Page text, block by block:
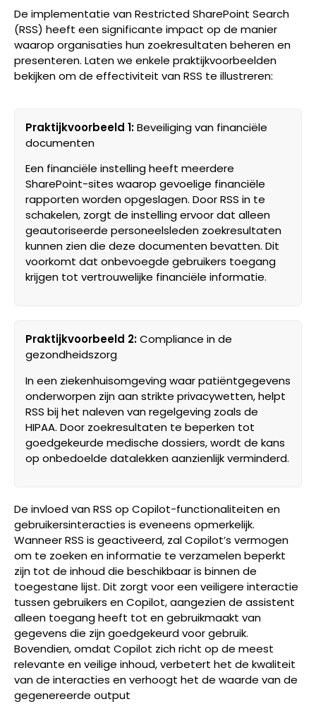
De implementatie van Restricted SharePoint Search
(RSS) heeft een significante impact op de manier
waarop organisaties hun zoekresultaten beheren en
presenteren. Laten we enkele praktijkvoorbeelden
bekijken om de effectiviteit van RSS te illustreren:
Praktijkvoorbeeld 1:Beveiliging van financiële
documenten
Een financiële instelling heeft meerdere
SharePoint-sites waarop gevoelige financiële
rapporten worden opgeslagen. Door RSS in te
schakelen, zorgt de instelling ervoor dat alleen
geautoriseerde personeelsleden zoekresultaten
kunnen zien die deze documenten bevatten. Dit
voorkomt dat onbevoegde gebruikers toegang
krijgen tot vertrouwelijke financiële informatie.
Praktijkvoorbeeld 2:Compliance in de
gezondheidszorg
In een ziekenhuisomgeving waar patiëntgegevens
onderworpen zijn aan strikte privacywetten, helpt
RSS bij het naleven van regelgeving zoals de
HIPAA. Door zoekresultaten te beperken tot
goedgekeurde medische dossiers, wordt de kans
op onbedoelde datalekken aanzienlijk verminderd.
De invloed van RSS op Copilot-functionaliteiten en
gebruikersinteracties is eveneens opmerkelijk.
Wanneer RSS is geactiveerd, zal Copilot’s vermogen
om te zoeken en informatie te verzamelen beperkt
zijn tot de inhoud die beschikbaar is binnen de
toegestane lijst. Dit zorgt voor een veiligere interactie
tussen gebruikers en Copilot, aangezien de assistent
alleen toegang heeft tot en gebruikmaakt van
gegevens die zijn goedgekeurd voor gebruik.
Bovendien, omdat Copilot zich richt op de meest
relevante en veilige inhoud, verbetert het de kwaliteit
van de interacties en verhoogt het de waarde van de
gegenereerde output